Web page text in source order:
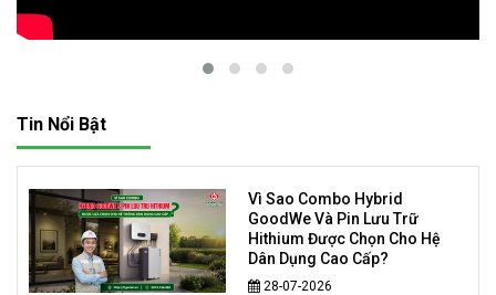
Tin Nổi Bật
Vì Sao Combo Hybrid
GoodWe Và Pin Lưu Trữ
Hithium Được Chọn Cho Hệ
Dân Dụng Cao Cấp?
28-07-2026